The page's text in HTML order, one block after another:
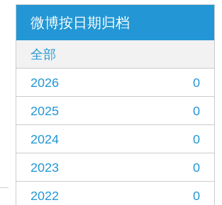
微博按日期归档
全部
2026
0
2025
0
2024
0
2023
0
2022
0